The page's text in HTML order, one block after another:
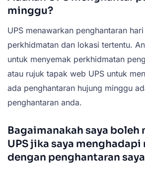
minggu?
UPS menawarkan penghantaran
perkhidmatan dan lokasi tertentu.
untuk menyemak perkhidmatan
atau rujuk tapak web UPS untuk
ada penghantaran hujung minggu
penghantaran anda.
Bagaimanakah saya
UPS jika saya menghadapi
dengan penghantaran